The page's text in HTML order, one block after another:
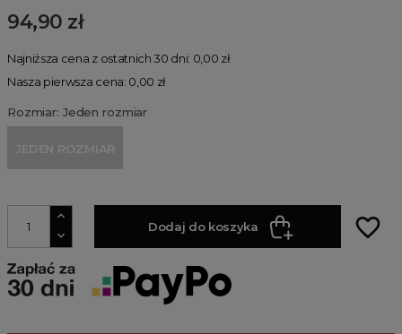
94,90 zł
Najniższa cena z ostatnich 30 dni: 0,00 zł
Nasza pierwsza cena: 0,00 zł
Rozmiar: Jeden rozmiar
JEDEN ROZMIAR
Dodaj do koszyka favorite_border